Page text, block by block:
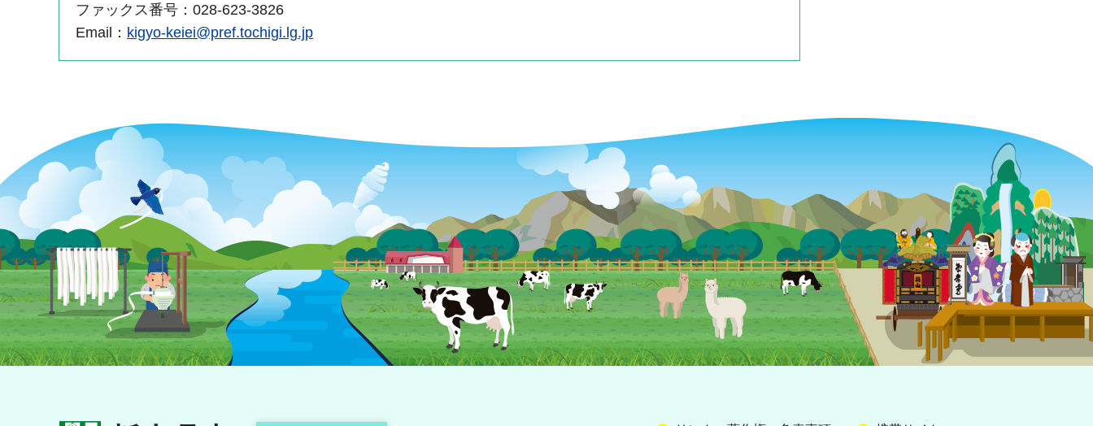
ファックス番号：028-623-3826
Email： kigyo-keiei@pref.tochigi.lg.jp